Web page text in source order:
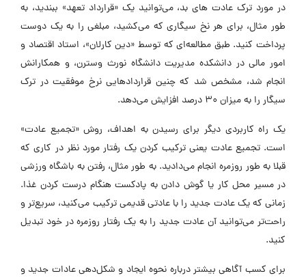
در مورد ترک عادت های بد، می‌توانید یک «قرارداد تعهد» ببندید، به
طور مثال، برای هر نخ سیگاری که می‌کشید، مبلغی را به یک دوست
پرداخت کنید. طبق مطالعه‌ای که توسط «دین کارلان»، استاد اقتصاد و
امور مالی در دانشکده مدیریت دانشگاه نورث وسترن، و همکارانش
انجام شد، مشخص شد که چنین قراردادهایی نرخ موفقیت در ترک
سیگار را به میزان 30 درصد افزایش می‌دهد.
یک راه کاربردی دیگر برای رسیدن به اهداف، روش «تجمیع عادت»
است. تجمیع عادت یعنی ترکیب کردن یک رفتار مورد نظر در کاری که
قبلا به طور روزمره انجام می‌دادید. به طور مثال، رفتن به باشگاه ورزشی
در مسیر محل کار یا گوش دادن به پادکست هنگام درست کردن غذا.
زمانی که یک عادت جدید را با عادتی قدیمی ترکیب می‌کنید، سریع‌تر و
راحت‌تر می‌توانید آن عادت جدید را به یک رفتار روزمره در خود تبدیل
کنید.
برای کسب آگاهی بیشتر درباره نحوه ایجاد و شکل‌دهی عادات جدید و